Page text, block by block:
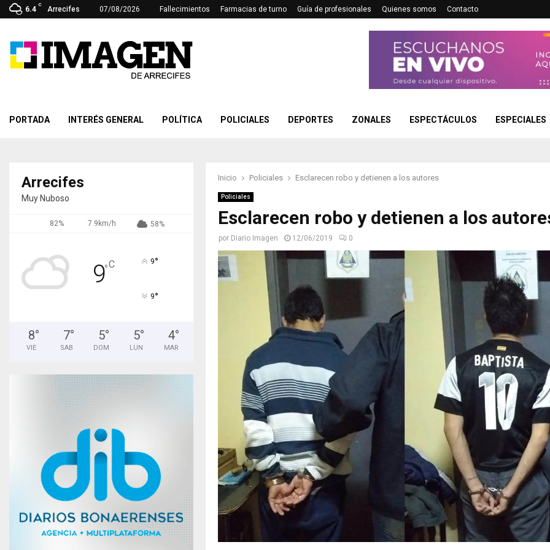
6.4
C
Arrecifes 07/08/2026 Fallecimientos Farmacias de turno Guía de profesionales Quienes somos Contacto
PORTADA INTERÉS GENERAL POLÍTICA POLICIALES DEPORTES ZONALES ESPECTÁCULOS ESPECIALES
Inicio Policiales Esclarecen robo y detienen a los autores
Policiales
Esclarecen robo y detienen a los
por Diario Imagen 12/06/2019 0
Arrecifes
Muy Nuboso
82% 7.9km/h 58%
9°C 9°
9°
8°
VIE
7°
SAB
5°
DOM
5°
LUN
4°
MAR